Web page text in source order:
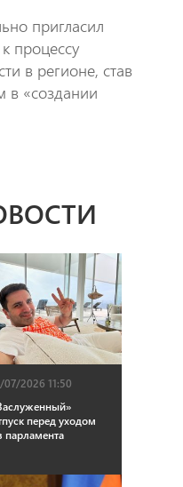
пригласил
процессу
в регионе, став
в «создании
07/2026 11:50
перед уходом
парламента